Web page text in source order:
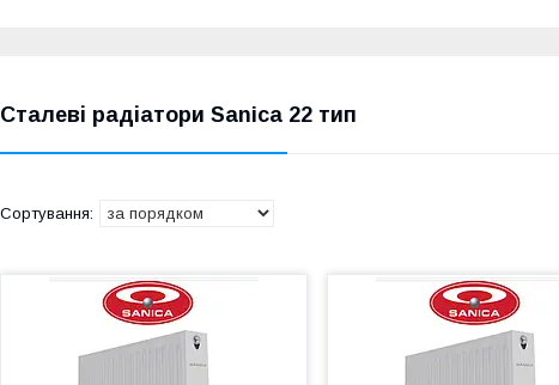
Сталеві радіатори Sanica 22 тип